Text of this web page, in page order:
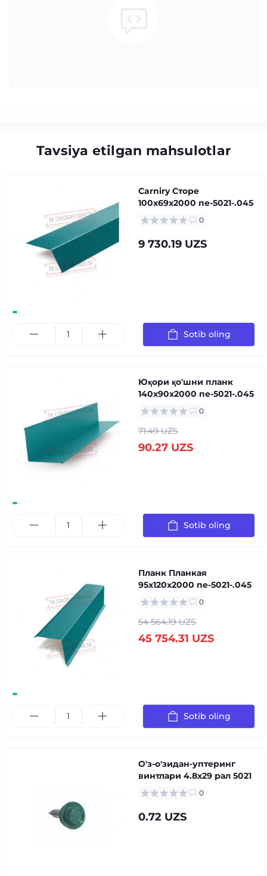
Tavsiya etilgan mahsulotlar
Carniry Сторе
100x69x2000 пе-5021-.045
0
9 730.19 UZS
Sotib oling
Юқори қо'шни планк
140x90x2000 пе-5021-.045
0
71.49 UZS
90.27 UZS
Sotib oling
Планк Планкая
95x120x2000 пе-5021-.045
0
54 564.19 UZS
45 754.31 UZS
Sotib oling
О'з-о'зидан-уптеринг
винтлари 4.8x29 рал 5021
0
0.72 UZS